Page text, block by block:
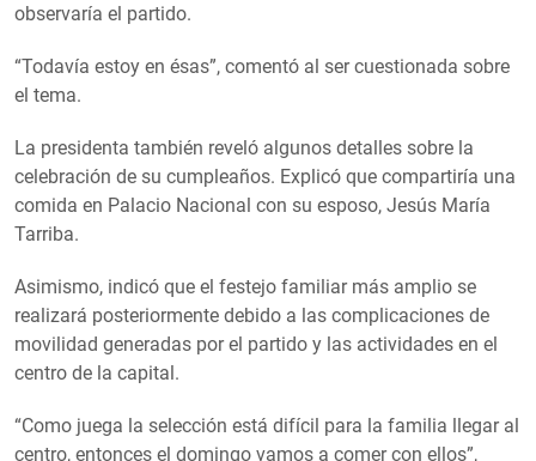
observaría el partido.
“Todavía estoy en ésas”, comentó al ser cuestionada sobre
el tema.
La presidenta también reveló algunos detalles sobre la
celebración de su cumpleaños. Explicó que compartiría una
comida en Palacio Nacional con su esposo, Jesús María
Tarriba.
Asimismo, indicó que el festejo familiar más amplio se
realizará posteriormente debido a las complicaciones de
movilidad generadas por el partido y las actividades en el
centro de la capital.
“Como juega la selección está difícil para la familia llegar al
centro, entonces el domingo vamos a comer con ellos”,